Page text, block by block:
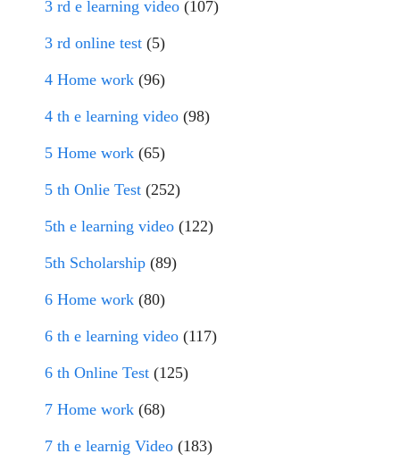
3 rd e learning video (107)
3 rd online test (5)
4 Home work (96)
4 th e learning video (98)
5 Home work (65)
5 th Onlie Test (252)
5th e learning video (122)
5th Scholarship (89)
6 Home work (80)
6 th e learning video (117)
6 th Online Test (125)
7 Home work (68)
7 th e learnig Video (183)